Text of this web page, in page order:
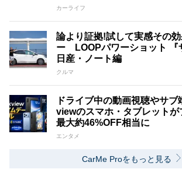
カーライフ
論より証拠!試して実感その
ー LOOPパワーショット 『
日産・ノート編
クルマ
ドライブ中の動画視聴やサ
viewのスマホ・タブレットが
最大約46%OFF相当に
エンタメ
CarMe Proをもっと見る